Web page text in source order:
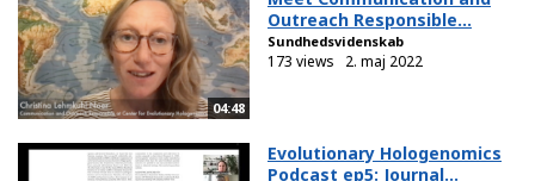
04:48
Outreach Responsible...
Sundhedsvidenskab
173 views 2. maj 2022
Evolutionary Hologenomics
Podcast ep5: Journal...